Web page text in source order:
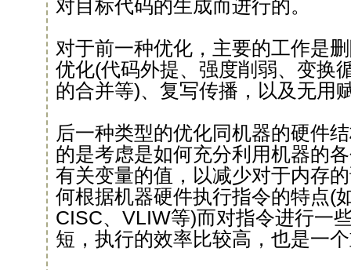
对目标代码的生成而进行的。
对于前一种优化，主要的工作是
优化(代码外提、强度削弱、变换
的合并等)、复写传播，以及无用
后一种类型的优化同机器的硬件
的是考虑是如何充分利用机器的
有关变量的值，以减少对于内存
何根据机器硬件执行指令的特点(
CISC、VLIW等)而对指令进行一
短，执行的效率比较高，也是一